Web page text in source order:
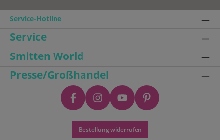
Service-Hotline
Service
Smitten World
Presse/Großhandel
Bestellung widerrufen